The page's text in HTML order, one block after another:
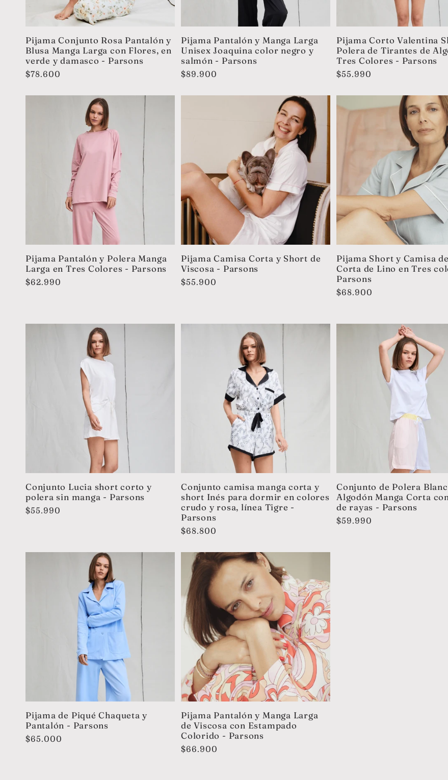
n
:
Pijama Conjunto Rosa Pantalón y
Blusa Manga Larga con Flores, en
verde y damasco - Parsons
Precio
$78.600
Pijama Pantalón y Manga Larga
Unisex Joaquina color negro y
salmón - Parsons
Precio
$89.900
Pijama Corto Valentina
Polera de Tirantes de
Tres Colores - Parsons
Precio
$55.990
Pijama Pantalón y Polera Manga
Larga en Tres Colores - Parsons
Precio
$62.990
Pijama Camisa Corta y Short de
Viscosa - Parsons
Precio
$55.900
Pijama Short y Camisa
Corta de Lino en Tres
Parsons
Precio
$68.900
Conjunto Lucia short corto y
polera sin manga - Parsons
Precio
$55.990
Conjunto camisa manga corta y
short Inés para dormir en colores
crudo y rosa, línea Tigre -
Parsons
Precio
$68.800
Conjunto de Polera
Algodón Manga Corta
de rayas - Parsons
Precio
$59.990
Pijama de Piqué Chaqueta y
Pantalón - Parsons
Precio
$65.000
Pijama Pantalón y Manga Larga
de Viscosa con Estampado
Colorido - Parsons
Precio
$66.900